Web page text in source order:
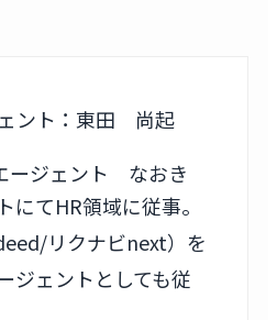
ント：東田 尚起
にてHR領域に従事。
リクナビnext）を
ジェントとしても従